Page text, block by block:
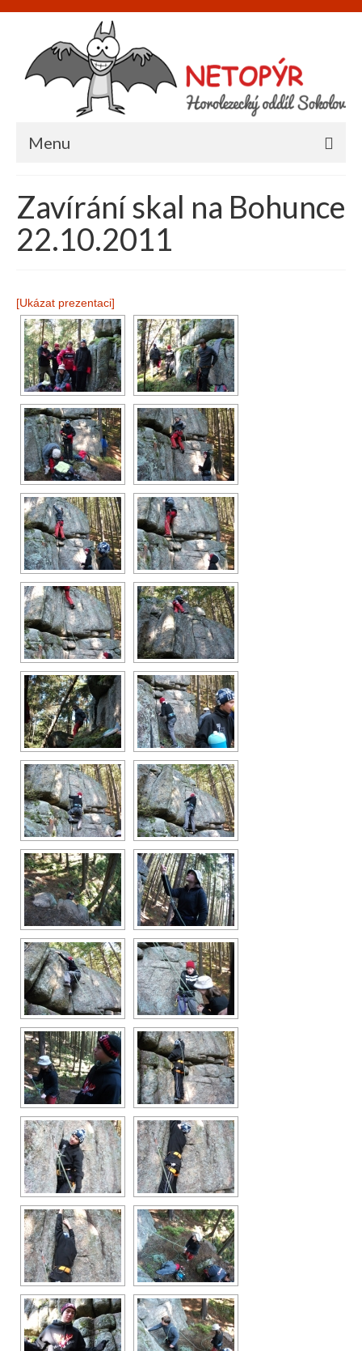
Menu
O nás
Informace
Akce
Galerie
Vše
2016
2015
2014
2013
2012
2011
2010
2009
2008
Odkazy
Průvodce
Vzkazy
Bazar
Zavírání skal na Bohunce
22.10.2011
[Ukázat prezentaci]